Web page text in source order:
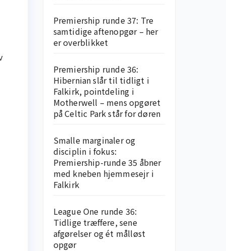
Premiership runde 37: Tre
samtidige aftenopgør – her
er overblikket
Premiership runde 36:
Hibernian slår til tidligt i
Falkirk, pointdeling i
Motherwell – mens opgøret
på Celtic Park står for døren
Smalle marginaler og
disciplin i fokus:
Premiership-runde 35 åbner
med kneben hjemme­sejr i
Falkirk
League One runde 36:
Tidlige træffere, sene
afgørelser og ét målløst
opgør